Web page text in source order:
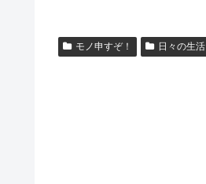
モノ申すぞ！ 日々の生活